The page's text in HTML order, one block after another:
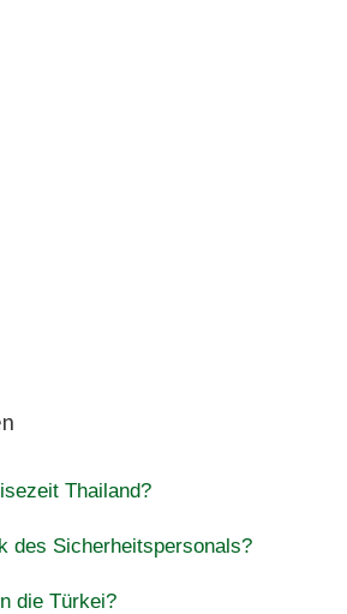
Thailand?
des Sicherheitspersonals?
die Türkei?